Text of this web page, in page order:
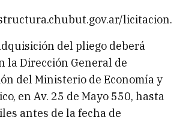
licitacion.
del pliego deberá
la Dirección General de
del Ministerio de Economía y
en Av. 25 de Mayo 550, hasta
antes de la fecha de